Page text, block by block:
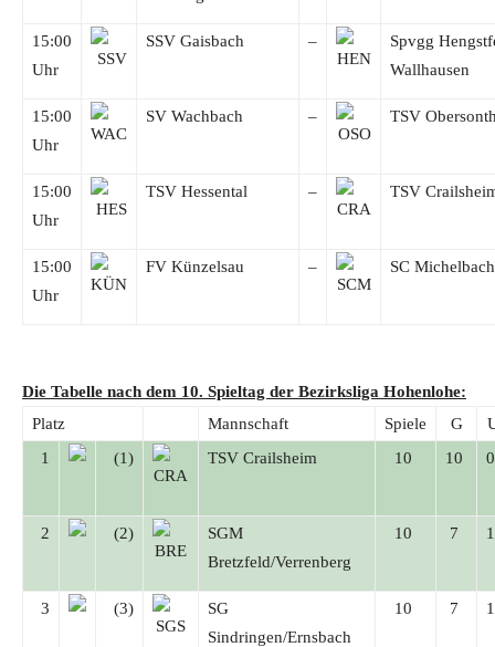
15:00
Uhr
SSV Gaisbach –
Spvgg
Wallhausen
15:00
Uhr
SV Wachbach – TSV
15:00
Uhr
TSV Hessental – TSV
15:00
Uhr
FV Künzelsau – SC
Die Tabelle nach dem 10. Spieltag der Bezirksliga Hohenlohe:
Platz
Mannschaft Spiele G
1
(1) TSV Crailsheim 10 10
2 (2)
SGM
Bretzfeld/Verrenberg
10 7
3 (3)
SG
Sindringen/Ernsbach
10 7